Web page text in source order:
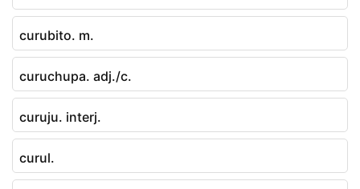
curubito. m.
curuchupa. adj./c.
curuju. interj.
curul.